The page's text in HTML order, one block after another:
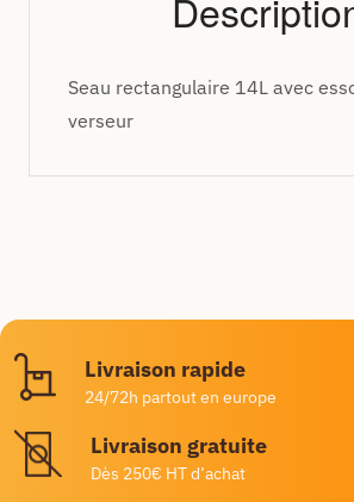
Seau rectangulaire 14L avec
verseur
Livraison rapide
24/72h partout en europe
Livraison gratuite
Dès 250€ HT d’achat